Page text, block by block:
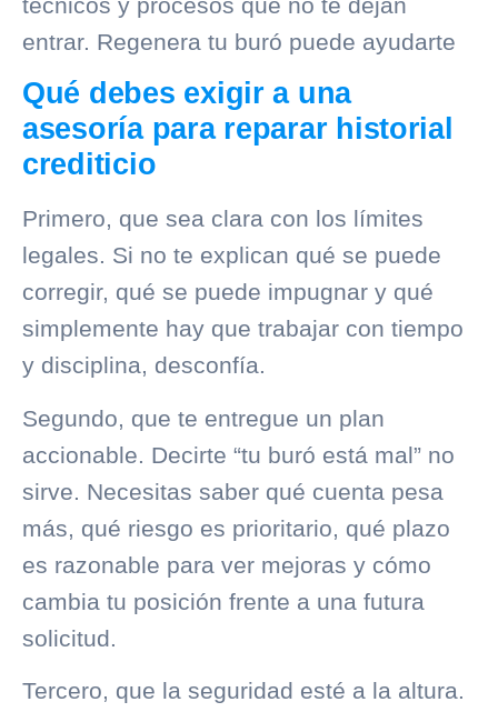
entrar. Regenera tu buró puede ayudarte
Qué debes exigir a una
asesoría para reparar historial
crediticio
Primero, que sea clara con los límites
legales. Si no te explican qué se puede
corregir, qué se puede impugnar y qué
simplemente hay que trabajar con tiempo
y disciplina, desconfía.
Segundo, que te entregue un plan
accionable. Decirte “tu buró está mal” no
sirve. Necesitas saber qué cuenta pesa
más, qué riesgo es prioritario, qué plazo
es razonable para ver mejoras y cómo
cambia tu posición frente a una futura
solicitud.
Tercero, que la seguridad esté a la altura.